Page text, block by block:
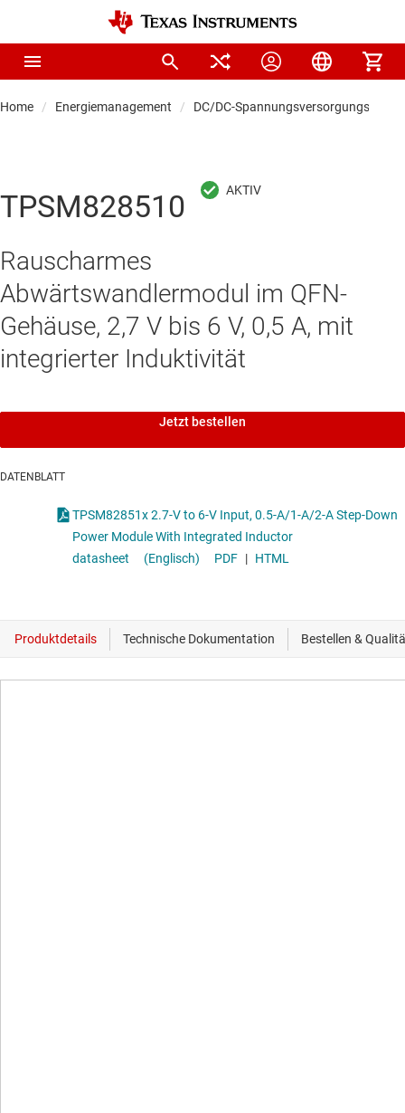
Home Energiemanagement DC/DC-Spannungsversorgungsmodul
TPSM828510
Rauscharmes
Abwärtswandlermodul im QFN-
Gehäuse, 2,7 V bis 6 V, 0,5 A, mit
integrierter Induktivität
Jetzt bestellen
DATENBLATT
TPSM82851x 2.7-V to 6-V Input, 0.5-A/1-A/2-A Step-Down
Power Module With Integrated Inductor
datasheet
(Englisch) PDF | HTML